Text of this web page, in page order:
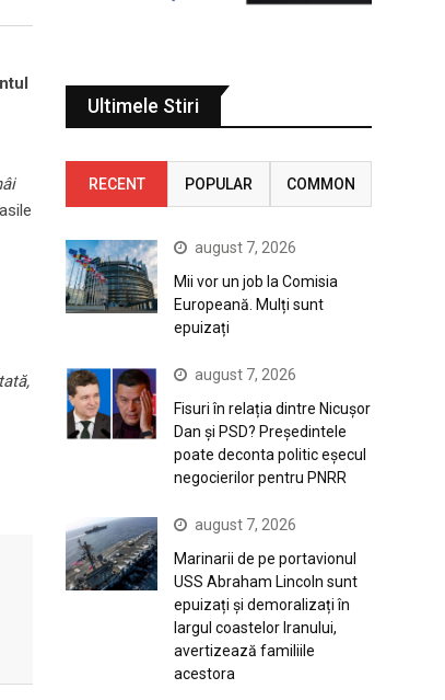
Ultimele Stiri
RECENT POPULAR COMMON
august 7, 2026
Mii vor un job la Comisia
Europeană. Mulți sunt
epuizați
august 7, 2026
Fisuri în relația dintre Nicușor
Dan și PSD? Președintele
poate deconta politic eșecul
negocierilor pentru PNRR
august 7, 2026
Marinarii de pe portavionul
USS Abraham Lincoln sunt
epuizați și demoralizați în
largul coastelor Iranului,
avertizează familiile
acestora